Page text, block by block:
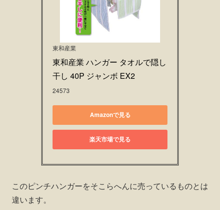
東和産業
東和産業 ハンガー タオルで隠し
干し 40P ジャンボ EX2
24573
Amazonで見る
楽天市場で見る
このピンチハンガーをそこらへんに売っているものとは
違います。